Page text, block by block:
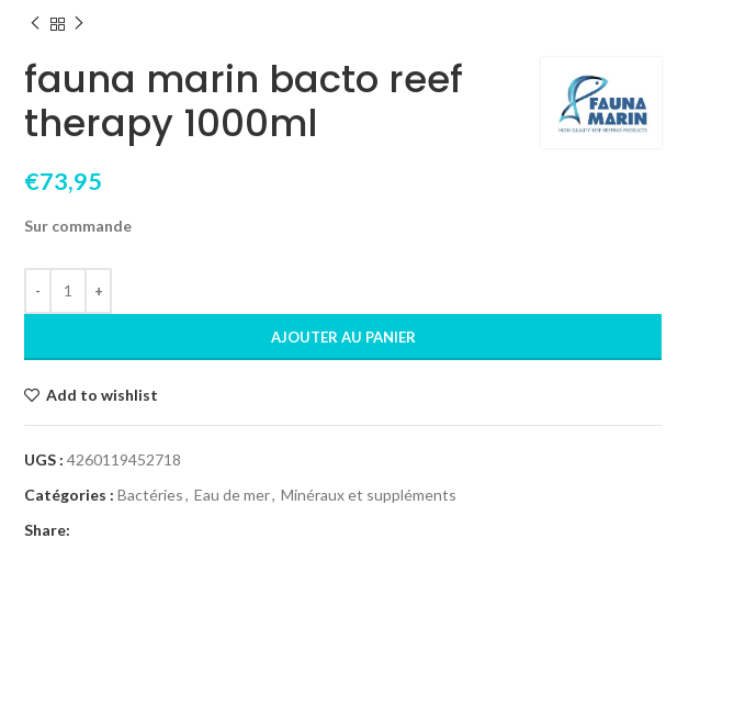
fauna marin bacto reef
therapy 1000ml
€73,95
Sur commande
AJOUTER AU PANIER
Add to wishlist
UGS : 4260119452718
Catégories : Bactéries, Eau de mer, Minéraux et suppléments
Share: